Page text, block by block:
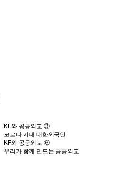
KF와 공공외교 ③
코로나 시대 대한외국인
KF와 공공외교 ⑥
우리가 함께 만드는 공공외교